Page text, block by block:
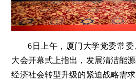
6日上午，厦门大学党委常
大会开幕式上指出，发展清洁能
经济社会转型升级的紧迫战略需